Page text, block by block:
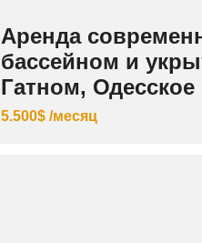
Аренда
бассейном и
Гатном,
5.500$ /месяц